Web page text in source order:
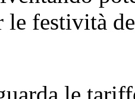
le festività
le